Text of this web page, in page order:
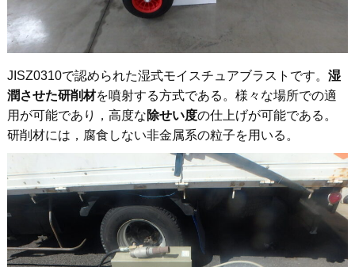
JISZ0310で認められた湿式モイスチュアブラストです。 湿
潤させた研削材を噴射する方式である。様々な場所での適
用が可能であり，高度な除せい度の仕上げが可能である。
研削材には，腐食しない非金属系の粒子を用いる。